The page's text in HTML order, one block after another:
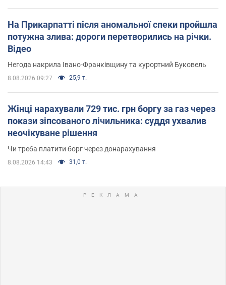
На Прикарпатті після аномальної спеки пройшла
потужна злива: дороги перетворились на річки.
Відео
Негода накрила Івано-Франківщину та курортний Буковель
8.08.2026 09:27 25,9 т.
Жінці нарахували 729 тис. грн боргу за газ через
покази зіпсованого лічильника: суддя ухвалив
неочікуване рішення
Чи треба платити борг через донарахування
8.08.2026 14:43 31,0 т.